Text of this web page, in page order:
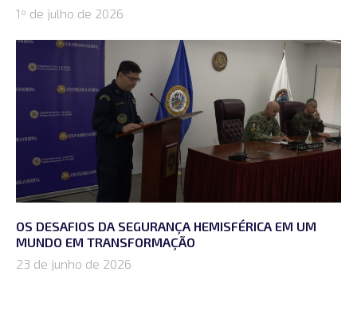
1º de julho de 2026
OS DESAFIOS DA SEGURANÇA HEMISFÉRICA EM UM
MUNDO EM TRANSFORMAÇÃO
23 de junho de 2026